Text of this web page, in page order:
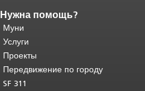
Конец
содержимого
страницы.
часть
этой
страницы
Нужна помощь?
Муни
Услуги
Проекты
Передвижение по городу
SF 311